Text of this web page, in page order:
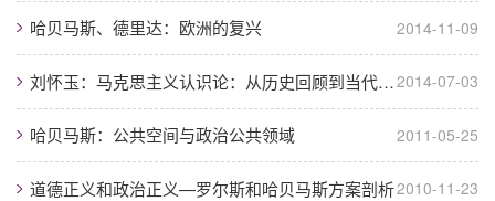
哈贝马斯、德里达：欧洲的复兴 2014-11-09
刘怀玉：马克思主义认识论：从历史回顾到当代追问2014-07-03
哈贝马斯：公共空间与政治公共领域 2011-05-25
道德正义和政治正义—罗尔斯和哈贝马斯方案剖析2010-11-23